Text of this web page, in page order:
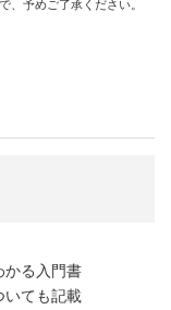
、予めご了承ください。
かる入門書
いても記載